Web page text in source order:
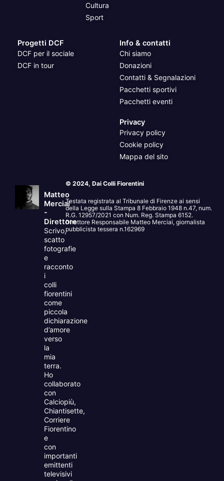
Cultura
Sport
Progetti DCF
DCF per il sociale
DCF in tour
Info & contatti
Chi siamo
Donazioni
Contatti & Segnalazioni
Pacchetti sportivi
Pacchetti eventi
Privacy
Privacy policy
Cookie policy
Mappa del sito
Matteo
Merciai
-
Direttore
Scrivo,
scatto
fotografie
e
racconto
i
colli
fiorentini
come
piccola
dichiarazione
d’amore
verso
la
mia
terra.
Ho
collaborato
con
Calciopiù,
Chiantisette,
Corriere
Fiorentino
e
con
importanti
emittenti
televisivi
© 2024, Dai Colli Fiorentini
Testata registrata al Tribunale di Firenze ai sensi
della Legge sulla Stampa 8 Febbraio 1948 n.47, num.
R.G. 12957/2021 con Num. Reg. Stampa 6152.
Direttore Responsabile Matteo Merciai, giornalista
pubblicista tessera n.162969